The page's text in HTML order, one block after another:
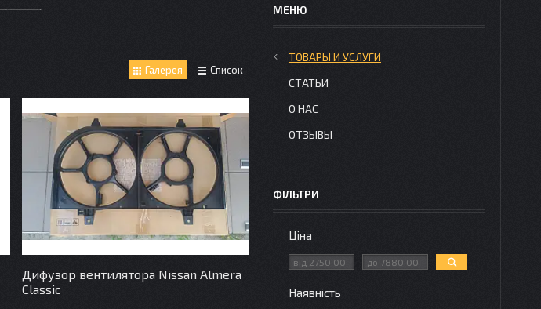
Галерея Список
Дифузор вентилятора Nissan Almera
Classic
ТОВАРЫ И УСЛУГИ
СТАТЬИ
О НАС
ОТЗЫВЫ
ФІЛЬТРИ
Ціна
Наявність